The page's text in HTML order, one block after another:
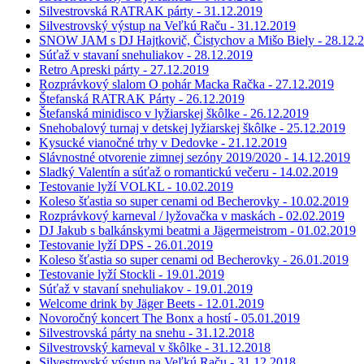
Silvestrovská RATRAK párty - 31.12.2019
Silvestrovský výstup na Veľkú Raču - 31.12.2019
SNOW JAM s DJ Hajtkovič, Čistychov a Mišo Biely -
Súťaž v stavaní snehuliakov - 28.12.2019
Retro Apreski párty - 27.12.2019
Rozprávkový slalom O pohár Macka Račka - 27.12.2019
Štefanská RATRAK Párty - 26.12.2019
Štefanská minidisco v lyžiarskej škôlke - 26.12.2019
Snehobalový turnaj v detskej lyžiarskej škôlke - 25.12.2019
Kysucké vianočné trhy v Dedovke - 21.12.2019
Slávnostné otvorenie zimnej sezóny 2019/2020 - 14.12.2019
Sladký Valentín a súťaž o romantickú večeru - 14.02.2019
Testovanie lyží VOLKL - 10.02.2019
Koleso šťastia so super cenami od Becherovky - 10.02.2019
Rozprávkový karneval / lyžovačka v maskách - 02.02.2019
DJ Jakub s balkánskymi beatmi a Jägermeistrom - 01.02.2019
Testovanie lyží DPS - 26.01.2019
Koleso šťastia so super cenami od Becherovky - 26.01.2019
Testovanie lyží Stockli - 19.01.2019
Súťaž v stavaní snehuliakov - 19.01.2019
Welcome drink by Jäger Beets - 12.01.2019
Novoročný koncert The Bonx a hostí - 05.01.2019
Silvestrovská párty na snehu - 31.12.2018
Silvestrovský karneval v škôlke - 31.12.2018